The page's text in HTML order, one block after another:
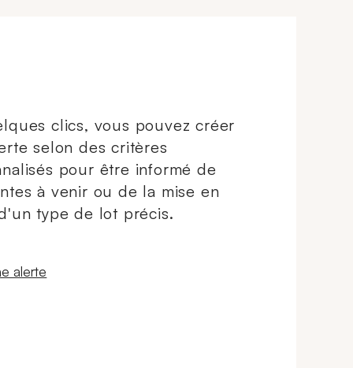
clics, vous pouvez créer
selon des critères
pour être informé de
à venir ou de la mise en
type de lot précis.
fenêtre
alerte